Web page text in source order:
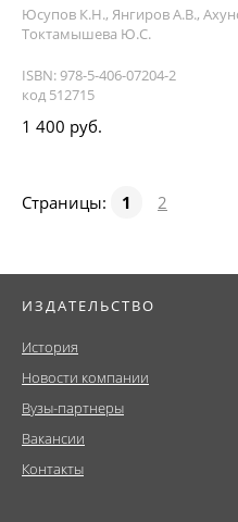
Юсупов К.Н., Янгиров А.В.,
Токтамышева Ю.С.
ISBN: 978-5-406-07204-2
код 512715
1 400 руб.
Страницы: 1 2
ИЗДАТЕЛЬСТВО
История
Новости компании
Вузы-партнеры
Вакансии
Контакты